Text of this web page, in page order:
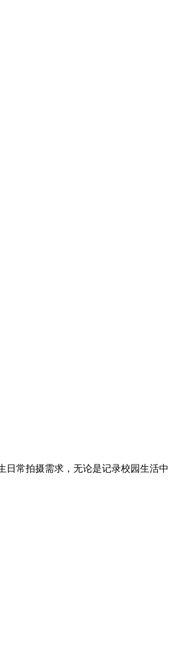
日常拍摄需求，无论是记录校园生活中